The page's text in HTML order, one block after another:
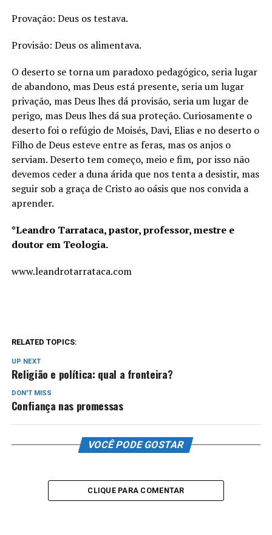
Provação: Deus os testava.
Provisão: Deus os alimentava.
O deserto se torna um paradoxo pedagógico, seria lugar
de abandono, mas Deus está presente, seria um lugar
privação, mas Deus lhes dá provisão, seria um lugar de
perigo, mas Deus lhes dá sua proteção. Curiosamente o
deserto foi o refúgio de Moisés, Davi, Elias e no deserto o
Filho de Deus esteve entre as feras, mas os anjos o
serviam. Deserto tem começo, meio e fim, por isso não
devemos ceder a duna árida que nos tenta a desistir, mas
seguir sob a graça de Cristo ao oásis que nos convida a
aprender.
*Leandro Tarrataca, pastor, professor, mestre e
doutor em Teologia.
www.leandrotarrataca.com
RELATED TOPICS:
UP NEXT
Religião e política: qual a fronteira?
DON'T MISS
Confiança nas promessas​
VOCÊ PODE GOSTAR
CLIQUE PARA COMENTAR